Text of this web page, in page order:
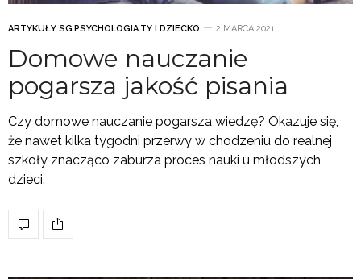
ARTYKUŁY SG,PSYCHOLOGIA,TY I DZIECKO 2 MARCA 2021
Domowe nauczanie
pogarsza jakość pisania
Czy domowe nauczanie pogarsza wiedzę? Okazuje się,
że nawet kilka tygodni przerwy w chodzeniu do realnej
szkoły znacząco zaburza proces nauki u młodszych
dzieci.